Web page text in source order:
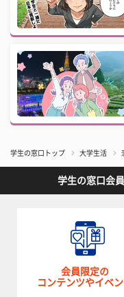
学生の窓口トップ 大学生活
学生の窓口会
会員限定の
コンテンツやイベ